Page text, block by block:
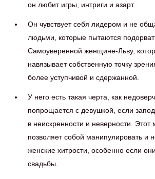
он любит игры, интриги и азарт.
Он чувствует себя лидером и не
людьми, которые пытаются
Самоуверенной женщине-Льву,
навязывает собственную точку
более уступчивой и сдержанной.
У него есть такая черта, как
попрощается с девушкой, если
в неискренности и неверности. Этот
позволяет собой манипулировать и
женские хитрости, особенно если
свадьбы.